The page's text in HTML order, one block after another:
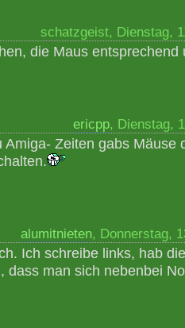
schatzgeist, Dienstag,
die Maus entsprechend
ericpp, Dienstag,
Amiga- Zeiten gabs Mäuse
alumitnieten, Donnerstag,
Ich schreibe links, hab
dass man sich nebenbei